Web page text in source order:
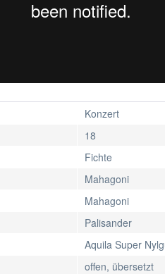
Konzert
18
Fichte
Mahagoni
Mahagoni
Palisander
Aquila Super
offen, übersetzt